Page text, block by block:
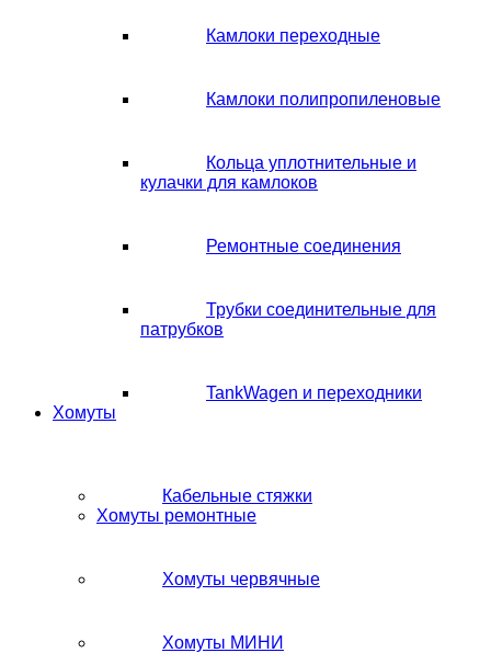
Камлоки переходные
Камлоки полипропиленовые
Кольца уплотнительные и
кулачки для камлоков
Ремонтные соединения
Трубки соединительные для
патрубков
TankWagen и переходники
Хомуты
Кабельные стяжки
Хомуты ремонтные
Хомуты червячные
Хомуты МИНИ